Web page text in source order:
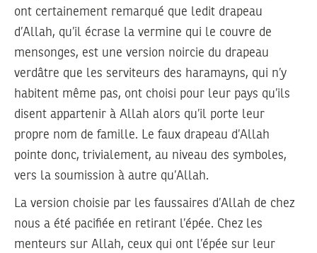
ont certainement remarqué que ledit drapeau
d’Allah, qu’il écrase la vermine qui le couvre de
mensonges, est une version noircie du drapeau
verdâtre que les serviteurs des haramayns, qui n’y
habitent même pas, ont choisi pour leur pays qu’ils
disent appartenir à Allah alors qu’il porte leur
propre nom de famille. Le faux drapeau d’Allah
pointe donc, trivialement, au niveau des symboles,
vers la soumission à autre qu’Allah.
La version choisie par les faussaires d’Allah de chez
nous a été pacifiée en retirant l’épée. Chez les
menteurs sur Allah, ceux qui ont l’épée sur leur